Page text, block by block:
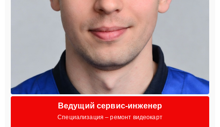
Ведущий сервис-инженер
Специализация – ремонт видеокарт